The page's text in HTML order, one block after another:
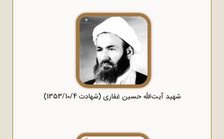
شهید آیت‌الله حسین غفاری (شهادت 1353/10/4)